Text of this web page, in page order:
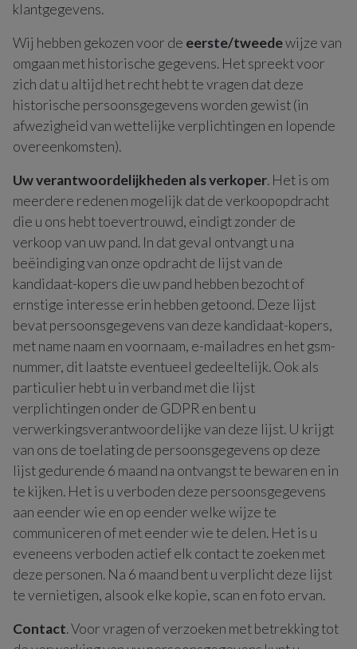
klantgegevens.
Wij hebben gekozen voor de eerste/tweedewijze van
omgaan met historische gegevens. Het spreekt voor
zich dat u altijd het recht hebt te vragen dat deze
historische persoonsgegevens worden gewist (in
afwezigheid van wettelijke verplichtingen en lopende
overeenkomsten).
Uw verantwoordelijkheden als verkoper. Het is om
meerdere redenen mogelijk dat de verkoopopdracht
die u ons hebt toevertrouwd, eindigt zonder de
verkoop van uw pand. In dat geval ontvangt u na
beëindiging van onze opdracht de lijst van de
kandidaat-kopers die uw pand hebben bezocht of
ernstige interesse erin hebben getoond. Deze lijst
bevat persoonsgegevens van deze kandidaat-kopers,
met name naam en voornaam, e-mailadres en het gsm-
nummer, dit laatste eventueel gedeeltelijk. Ook als
particulier hebt u in verband met die lijst
verplichtingen onder de GDPR en bent u
verwerkingsverantwoordelijke van deze lijst. U krijgt
van ons de toelating de persoonsgegevens op deze
lijst gedurende 6 maand na ontvangst te bewaren en in
te kijken. Het is u verboden deze persoonsgegevens
aan eender wie en op eender welke wijze te
communiceren of met eender wie te delen. Het is u
eveneens verboden actief elk contact te zoeken met
deze personen. Na 6 maand bent u verplicht deze lijst
te vernietigen, alsook elke kopie, scan en foto ervan.
Contact. Voor vragen of verzoeken met betrekking tot